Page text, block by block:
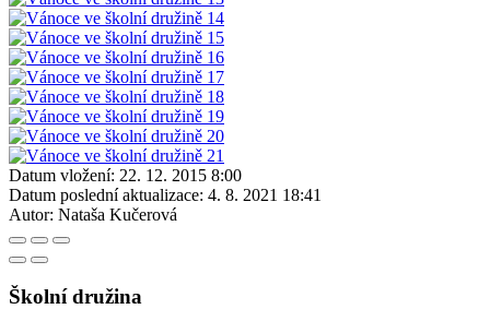
Datum vložení: 22. 12. 2015 8:00
Datum poslední aktualizace: 4. 8. 2021 18:41
Autor: Nataša Kučerová
Školní družina